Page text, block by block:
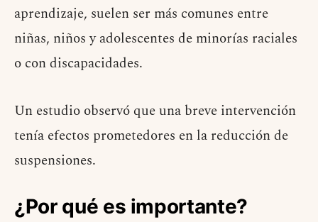
aprendizaje, suelen ser más comunes entre
niñas, niños y adolescentes de minorías raciales
o con discapacidades.
Un estudio observó que una breve intervención
tenía efectos prometedores en la reducción de
suspensiones.
¿Por qué es importante?